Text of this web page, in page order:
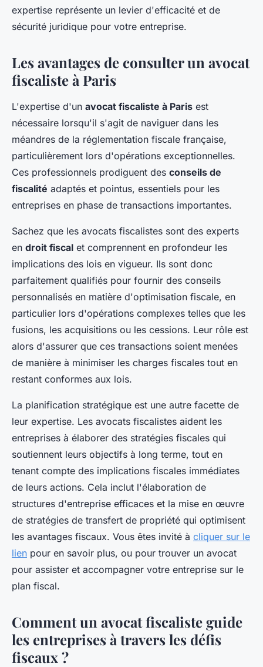
expertise représente un levier d'efficacité et de
sécurité juridique pour votre entreprise.
Les avantages de consulter un avocat
fiscaliste à Paris
L'expertise d'un avocat fiscaliste à Paris est
nécessaire lorsqu'il s'agit de naviguer dans les
méandres de la réglementation fiscale française,
particulièrement lors d'opérations exceptionnelles.
Ces professionnels prodiguent des conseils de
fiscalité adaptés et pointus, essentiels pour les
entreprises en phase de transactions importantes.
Sachez que les avocats fiscalistes sont des experts
en droit fiscal et comprennent en profondeur les
implications des lois en vigueur. Ils sont donc
parfaitement qualifiés pour fournir des conseils
personnalisés en matière d'optimisation fiscale, en
particulier lors d'opérations complexes telles que les
fusions, les acquisitions ou les cessions. Leur rôle est
alors d'assurer que ces transactions soient menées
de manière à minimiser les charges fiscales tout en
restant conformes aux lois.
La planification stratégique est une autre facette de
leur expertise. Les avocats fiscalistes aident les
entreprises à élaborer des stratégies fiscales qui
soutiennent leurs objectifs à long terme, tout en
tenant compte des implications fiscales immédiates
de leurs actions. Cela inclut l'élaboration de
structures d'entreprise efficaces et la mise en œuvre
de stratégies de transfert de propriété qui optimisent
les avantages fiscaux. Vous êtes invité à cliquer sur le
lien pour en savoir plus, ou pour trouver un avocat
pour assister et accompagner votre entreprise sur le
plan fiscal.
Comment un avocat fiscaliste guide
les entreprises à travers les défis
fiscaux ?